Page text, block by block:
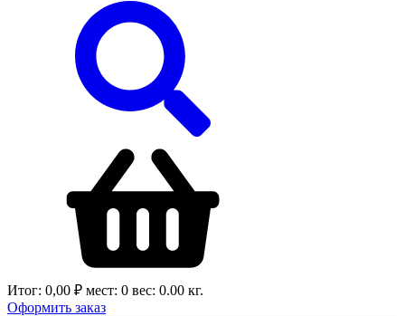
Итог: 0,00 ₽ мест: 0 вес: 0.00 кг.
Оформить заказ